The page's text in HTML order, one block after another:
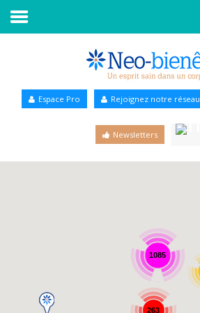
Annuaire Bien-être
Espace Pro Rejoignez notre réseau
Newsletters
1085
263